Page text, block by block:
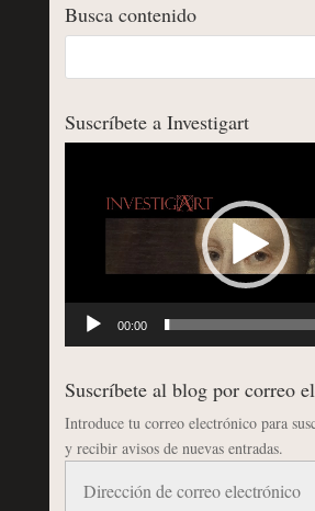
Busca contenido
Suscríbete a Investigart
00:00
Suscríbete al blog por correo
Introduce tu correo electrónico para
y recibir avisos de nuevas entradas.